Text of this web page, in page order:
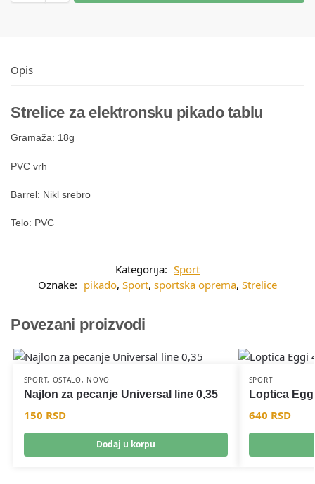
Opis
Strelice za elektronsku pikado tablu
Gramaža: 18g
PVC vrh
Barrel: Nikl srebro
Telo: PVC
Kategorija: Sport
Oznake: pikado, Sport, sportska oprema, Strelice
Povezani proizvodi
SPORT, OSTALO, NOVO
Najlon za pecanje Universal line 0,35
150 RSD
Dodaj u korpu
SPORT
Loptica
640 RSD